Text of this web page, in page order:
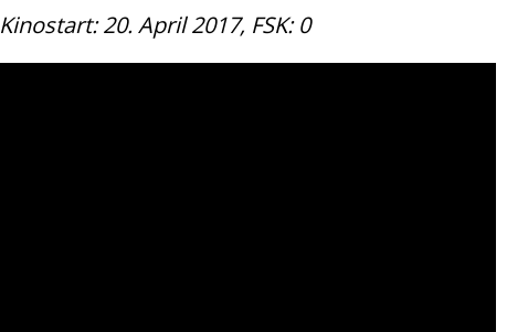
Kinostart: 20. April 2017, FSK: 0